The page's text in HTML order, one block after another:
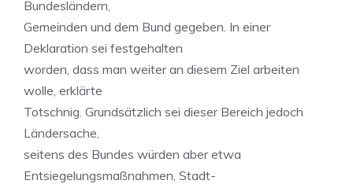
Bundesländern,
Gemeinden und dem Bund gegeben. In einer
Deklaration sei festgehalten
worden, dass man weiter an diesem Ziel arbeiten
wolle, erklärte
Totschnig. Grundsätzlich sei dieser Bereich jedoch
Ländersache,
seitens des Bundes würden aber etwa
Entsiegelungsmaßnahmen, Stadt-